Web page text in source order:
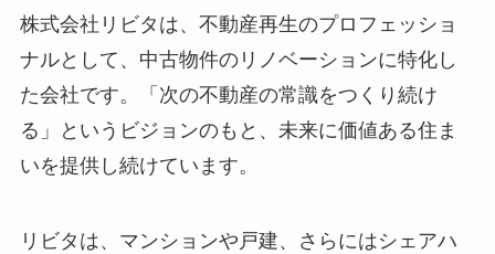
株式会社リビタは、不動産再生のプロフェッショ
ナルとして、中古物件のリノベーションに特化し
た会社です。「次の不動産の常識をつくり続け
る」というビジョンのもと、未来に価値ある住ま
いを提供し続けています。
リビタは、マンションや戸建、さらにはシェアハ